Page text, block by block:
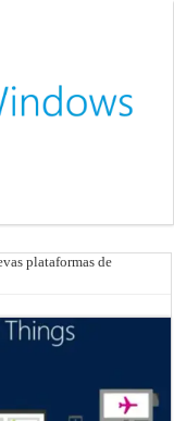
plataformas de